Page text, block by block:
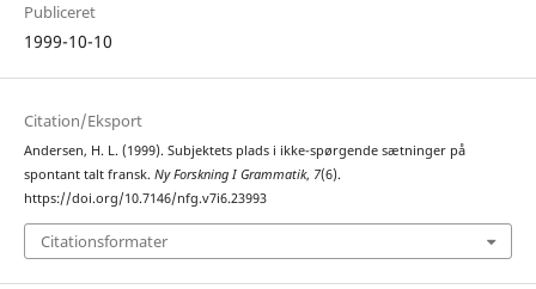
Publiceret
1999-10-10
Citation/Eksport
Andersen, H. L. (1999). Subjektets plads i ikke-spørgende sætninger på
spontant talt fransk. Ny Forskning I Grammatik, 7(6).
https://doi.org/10.7146/nfg.v7i6.23993
Citationsformater